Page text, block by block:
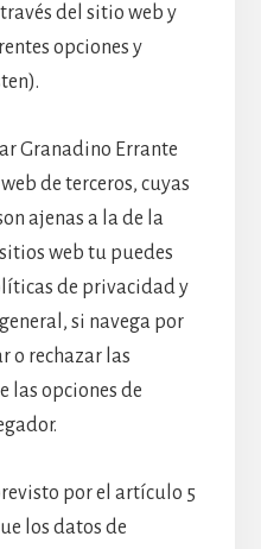
del sitio web y
opciones y
Granadino Errante
de terceros, cuyas
ajenas a la de la
web tu puedes
de privacidad y
si navega por
o rechazar las
las opciones de
por el artículo 5
los datos de